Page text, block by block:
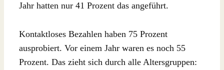
Jahr hatten nur 41 Prozent das angeführt.
Kontaktloses Bezahlen haben 75 Prozent
ausprobiert. Vor einem Jahr waren es noch 55
Prozent. Das zieht sich durch alle Altersgruppen: